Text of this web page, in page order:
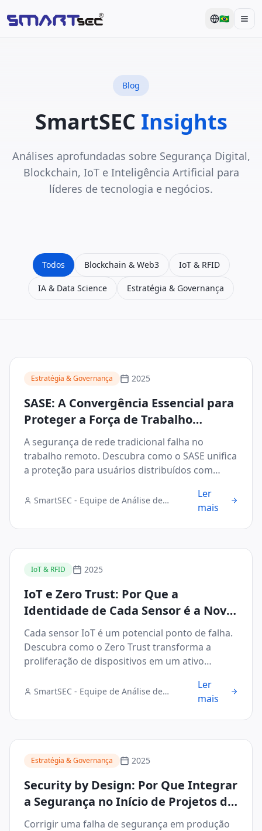
🇧🇷
Blog
SmartSEC Insights
Análises aprofundadas sobre Segurança Digital,
Blockchain, IoT e Inteligência Artificial para
líderes de tecnologia e negócios.
Todos Blockchain & Web3 IoT & RFID
IA & Data Science Estratégia & Governança
Estratégia & Governança 2025
SASE: A Convergência Essencial para
Proteger a Força de Trabalho
Distribuída
A segurança de rede tradicional falha no
trabalho remoto. Descubra como o SASE unifica
a proteção para usuários distribuídos com
SmartSEC - Equipe de Análise de
Ler
mais
IoT & RFID 2025
IoT e Zero Trust: Por Que a
Identidade de Cada Sensor é a Nova
Fronteira de Segurança
Cada sensor IoT é um potencial ponto de falha.
Descubra como o Zero Trust transforma a
proliferação de dispositivos em um ativo
SmartSEC - Equipe de Análise de
Ler
mais
Estratégia & Governança 2025
Security by Design: Por Que Integrar
a Segurança no Início de Projetos de
Blockchain e IoT Reduz o TCO
Corrigir uma falha de segurança em produção